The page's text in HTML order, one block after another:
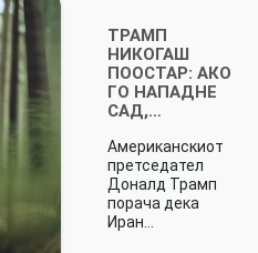
ТРАМП
НИКОГАШ
ПООСТАР: АКО
ГО НАПАДНЕ
САД,…
Американскиот
претседател
Доналд Трамп
порача дека
Иран…